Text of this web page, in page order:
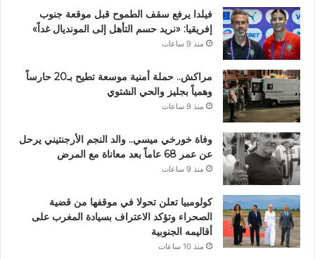
فيلدا يرفع سقف الطموح قبل موقعة جنوب
إفريقيا: «نريد حسم التأهل إلى المونديال غداً»
منذ 9 ساعات
مراكش.. حملة أمنية موسعة تطيح بـ20 حارساً
وهمياً بجليز والحي الشتوي
منذ 9 ساعات
وفاة خورخي ميسي.. والد النجم الأرجنتيني يرحل
عن عمر 68 عاماً بعد معاناة مع المرض
منذ 9 ساعات
كولومبيا تعلن تحولا في موقفها من قضية
الصحراء وتؤكد الاعتراف بسيادة المغرب على
أقاليمه الجنوبية
منذ 10 ساعات